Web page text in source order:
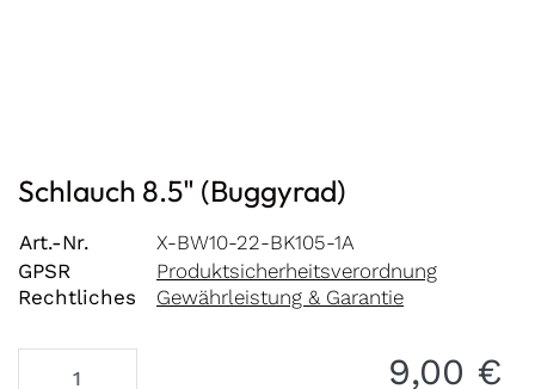
Schlauch 8.5" (Buggyrad)
Art.-Nr.
X-BW10-22-BK105-1A
GPSR
Produktsicherheitsverordnung
Rechtliches
Gewährleistung & Garantie
9,00 €